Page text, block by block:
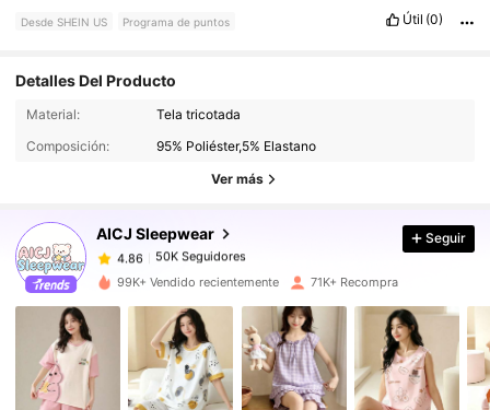
Desde SHEIN US Programa de puntos Útil (0)
Detalles Del Producto
Material:
Tela tricotada
Composición:
95% Poliéster,5% Elastano
Ver más
AICJ Sleepwear
50K Seguidores
50K Seguidores
4.86
50K Seguidores
1***8pagóHace 1 día
50K Seguidores
4.86 50K Seguidores
Seguir
99K+ Vendido recientemente 71K+ Recompra